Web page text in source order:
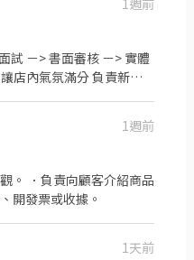
1週前
試 －> 書面審核 －> 實體
店內氣氛滿分 負責新品
需能配合早晚排班。 - 晚
1週前
。 ．負責向顧客介紹商品
開發票或收據。
1天前